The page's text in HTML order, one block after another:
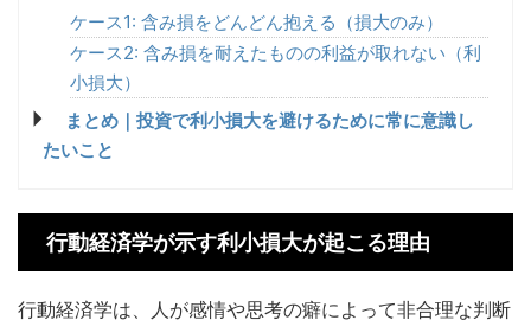
ケース1: 含み損をどんどん抱える（損大のみ）
ケース2: 含み損を耐えたものの利益が取れない（利
小損大）
まとめ｜投資で利小損大を避けるために常に意識し
たいこと
行動経済学が示す利小損大が起こる理由
行動経済学は、人が感情や思考の癖によって非合理な判断